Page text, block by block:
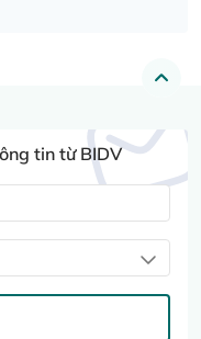
tin từ BIDV